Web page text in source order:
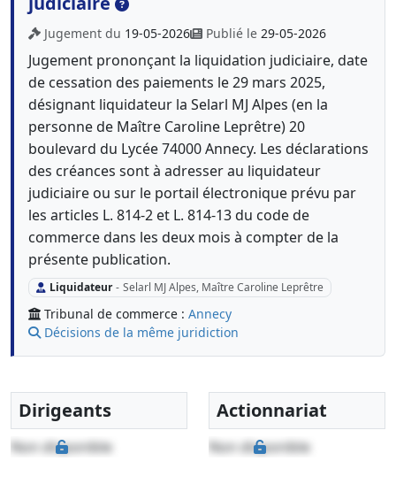
Jugement du 19-05-2026 Publié le 29-05-2026
Jugement prononçant la liquidation judiciaire, date
de cessation des paiements le 29 mars 2025,
désignant liquidateur la Selarl MJ Alpes (en la
personne de Maître Caroline Leprêtre) 20
boulevard du Lycée 74000 Annecy. Les déclarations
des créances sont à adresser au liquidateur
judiciaire ou sur le portail électronique prévu par
les articles L. 814-2 et L. 814-13 du code de
commerce dans les deux mois à compter de la
présente publication.
Liquidateur - Selarl MJ Alpes, Maître Caroline Leprêtre
Tribunal de commerce : Annecy
Décisions de la même juridiction
Dirigeants
Non disponible
Actionnariat
Non disponible